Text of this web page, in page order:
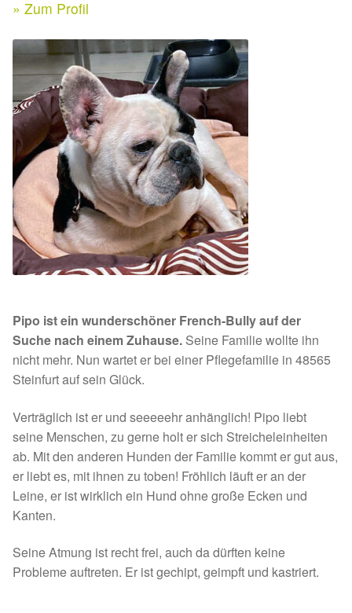
Aktuelle Spenden 2026
Ihre/Eure Spenden – Januar bis Juni 2026
Spenden 2025
Juli bis Dezember 2025
Januar bis Juni 2025
Spenden 2024
Januar bis Juni 2024
Spenden 2023
Juli bis Dezember 2023
Januar bis Juni 2023
Spenden 2022
Januar bis Juni 2022
Kontakt & Rechtliches
Facebook
Instagram
» Zum Profil
Pipo ist ein wunderschöner French-Bully auf der
Suche nach einem Zuhause. Seine Familie wollte ihn
nicht mehr. Nun wartet er bei einer Pflegefamilie in 48565
Steinfurt auf sein Glück.
Verträglich ist er und seeeeehr anhänglich! Pipo liebt
seine Menschen, zu gerne holt er sich Streicheleinheiten
ab. Mit den anderen Hunden der Familie kommt er gut aus,
er liebt es, mit ihnen zu toben! Fröhlich läuft er an der
Leine, er ist wirklich ein Hund ohne große Ecken und
Kanten.
Seine Atmung ist recht frei, auch da dürften keine
Probleme auftreten. Er ist gechipt, geimpft und kastriert.